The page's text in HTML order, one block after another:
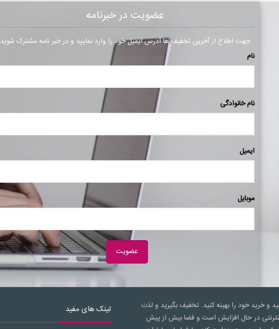
عضویت در خبرنامه
جهت اطلاع از آخرین تخفیف ها آدرس ایمیل خود را وارد نمایید و در خبر نامه مشترک شوید
نام
نام خانوادگی
ایمیل
موبایل
و خرید خود را بهینه کنید. تخفیف بگیرید و لذت
در حال افزایش است و فضا بیش از پیش
لینک های مفید